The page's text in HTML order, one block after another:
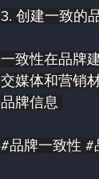
3. 创建一致的
一致性在品牌
交媒体和营销
品牌信息
#品牌一致性 #